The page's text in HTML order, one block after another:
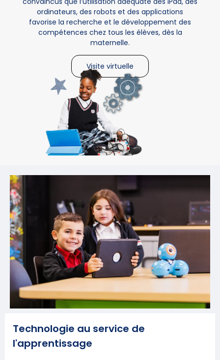
ordinateurs, des robots et des applications
favorise la recherche et le développement des
compétences chez tous les élèves, dès la
maternelle.
Visite virtuelle
Technologie au service de
l'apprentissage